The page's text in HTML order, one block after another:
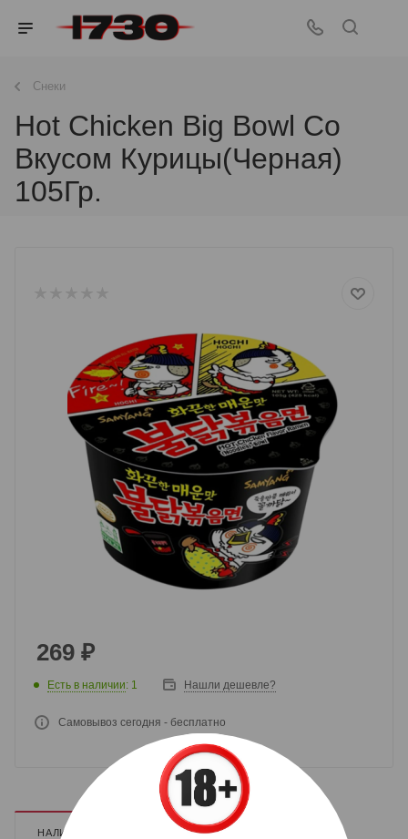
Снеки
Hot Chicken Big Bowl Со
Вкусом Курицы(Черная)
105Гр.
269 ₽
Есть в наличии: 1 Нашли дешевле?
Самовывоз сегодня - бесплатно
НАЛИЧИЕ ДОПОЛНИТЕЛЬНО